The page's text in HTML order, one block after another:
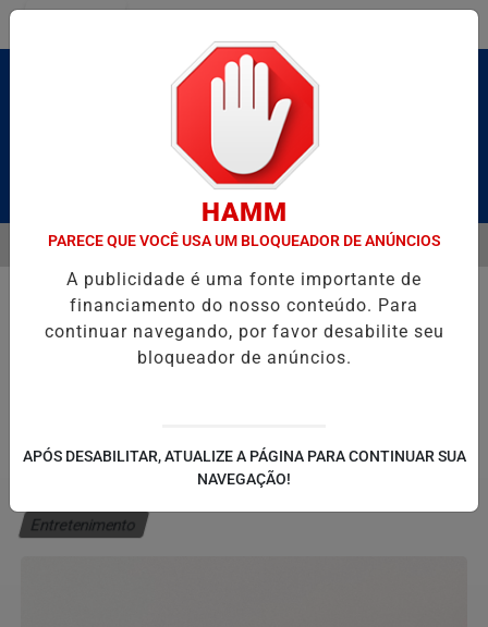
Pesquisar Notícia
HOMENAGEIA UZIEL BUENO NO TERRAÇO MINEIRO D'
EM ALTA
MENU
Entretenimento
HAMM
PARECE QUE VOCÊ USA UM BLOQUEADOR DE ANÚNCIOS
A publicidade é uma fonte importante de
financiamento do nosso conteúdo. Para
continuar navegando, por favor desabilite seu
bloqueador de anúncios.
APÓS DESABILITAR, ATUALIZE A PÁGINA PARA CONTINUAR SUA
NAVEGAÇÃO!